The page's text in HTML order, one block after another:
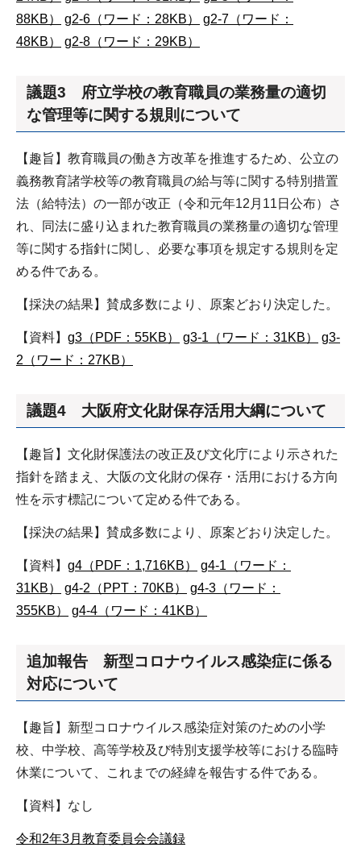
88KB）
g2-6（ワード：28KB）
g2-7（ワード：
48KB）
g2-8（ワード：29KB）
議題3 府立学校の教育職員の業務量の適切
な管理等に関する規則について
【趣旨】教育職員の働き方改革を推進するため、公立の
義務教育諸学校等の教育職員の給与等に関する特別措置
法（給特法）の一部が改正（令和元年12月11日公布）さ
れ、同法に盛り込まれた教育職員の業務量の適切な管理
等に関する指針に関し、必要な事項を規定する規則を定
める件である。
【採決の結果】賛成多数により、原案どおり決定した。
【資料】 g3（PDF：55KB） g3-1（ワード：31KB）
g3-
2（ワード：27KB）
議題4 大阪府文化財保存活用大綱について
【趣旨】文化財保護法の改正及び文化庁により示された
指針を踏まえ、大阪の文化財の保存・活用における方向
性を示す標記について定める件である。
【採決の結果】賛成多数により、原案どおり決定した。
【資料】 g4（PDF：1,716KB）
g4-1（ワード：
31KB）
g4-2（PPT：70KB）
g4-3（ワード：
355KB）
g4-4（ワード：41KB）
追加報告 新型コロナウイルス感染症に係る
対応について
【趣旨】新型コロナウイルス感染症対策のための小学
校、中学校、高等学校及び特別支援学校等における臨時
休業について、これまでの経緯を報告する件である。
【資料】なし
令和2年3月教育委員会会議録